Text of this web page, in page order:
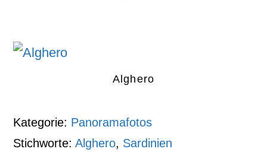
Alghero
Kategorie: Panoramafotos
Stichworte:Alghero, Sardinien